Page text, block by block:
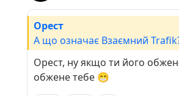
Орест
А що означає Взаємний
Орест, ну якщо ти його
обжене тебе 😁